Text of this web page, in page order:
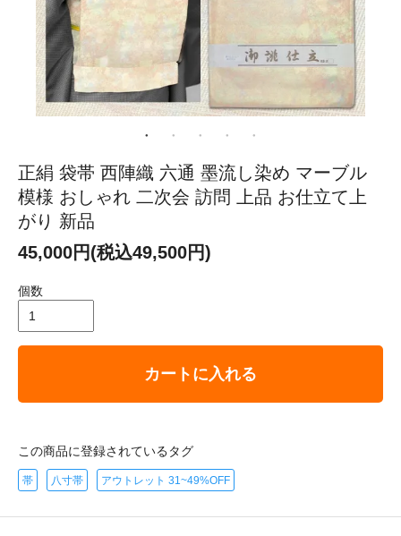
正絹 袋帯 西陣織 六通 墨流し染め マーブル
模様 おしゃれ 二次会 訪問 上品 お仕立て上
がり 新品
45,000円(税込49,500円)
個数
カートに入れる
この商品に登録されているタグ
帯 八寸帯 アウトレット 31~49%OFF